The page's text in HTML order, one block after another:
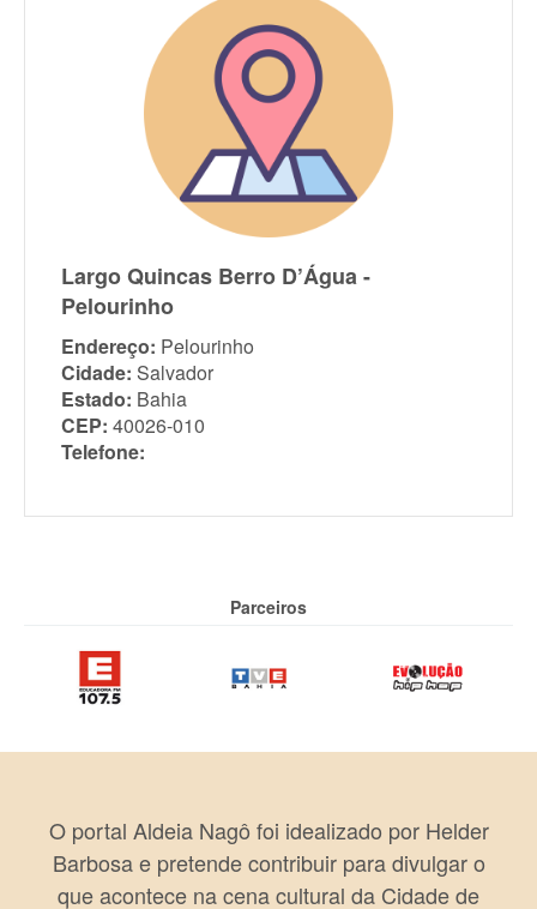
Largo Quincas Berro D’Água -
Pelourinho
Endereço: Pelourinho
Cidade: Salvador
Estado: Bahia
CEP: 40026-010
Telefone:
Parceiros
O portal Aldeia Nagô foi idealizado por Helder
Barbosa e pretende contribuir para divulgar o
que acontece na cena cultural da Cidade de